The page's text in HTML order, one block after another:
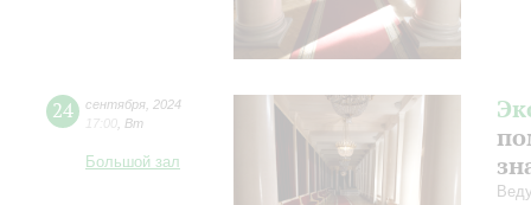
24 сентября 2024
17:00 Вт
Большой зал